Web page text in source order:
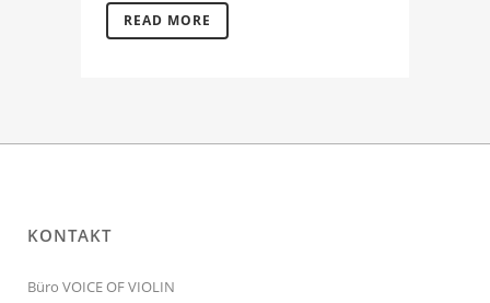
READ MORE
KONTAKT
Büro VOICE OF VIOLIN